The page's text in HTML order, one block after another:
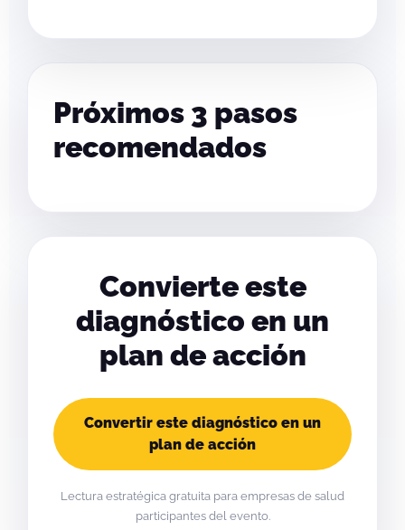
Próximos 3 pasos
recomendados
Convierte este
diagnóstico en un
plan de acción
Convertir este diagnóstico en un
plan de acción
Lectura estratégica gratuita para empresas de salud
participantes del evento.